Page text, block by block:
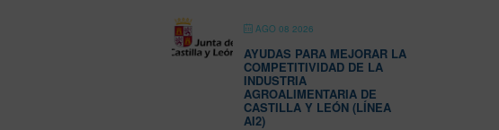
AGO 08 2026
AYUDAS PARA MEJORAR LA
COMPETITIVIDAD DE LA
INDUSTRIA
AGROALIMENTARIA DE
CASTILLA Y LEÓN (LÍNEA
AI2)